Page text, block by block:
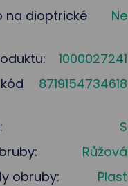
na dioptrické
Ne
1000027241
8719154734618
S
Růžová
obruby:
Plast